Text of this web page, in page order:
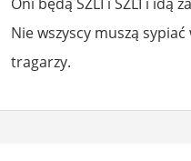
Nie wszyscy muszą
tragarzy.